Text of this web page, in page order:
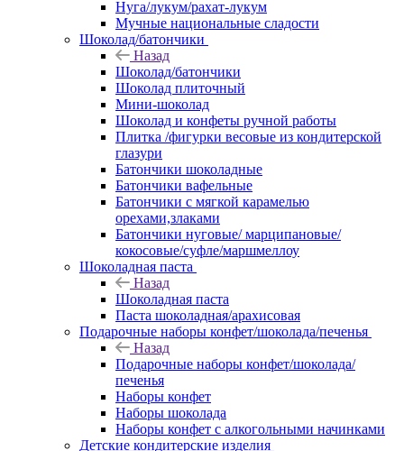
Нуга/лукум/рахат-лукум
Мучные национальные сладости
Шоколад/батончики
Назад
Шоколад/батончики
Шоколад плиточный
Мини-шоколад
Шоколад и конфеты ручной работы
Плитка /фигурки весовые из кондитерской
глазури
Батончики шоколадные
Батончики вафельные
Батончики с мягкой карамелью
орехами,злаками
Батончики нуговые/ марципановые/
кокосовые/суфле/маршмеллоу
Шоколадная паста
Назад
Шоколадная паста
Паста шоколадная/арахисовая
Подарочные наборы конфет/шоколада/печенья
Назад
Подарочные наборы конфет/шоколада/
печенья
Наборы конфет
Наборы шоколада
Наборы конфет с алкогольными начинками
Детские кондитерские изделия